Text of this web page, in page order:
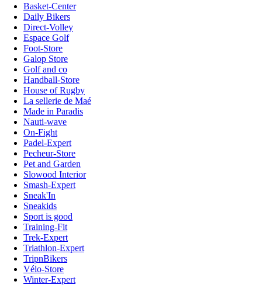
Basket-Center
Daily Bikers
Direct-Volley
Espace Golf
Foot-Store
Galop Store
Golf and co
Handball-Store
House of Rugby
La sellerie de Maé
Made in Paradis
Nauti-wave
On-Fight
Padel-Expert
Pecheur-Store
Pet and Garden
Slowood Interior
Smash-Expert
Sneak'In
Sneakids
Sport is good
Training-Fit
Trek-Expert
Triathlon-Expert
TripnBikers
Vélo-Store
Winter-Expert